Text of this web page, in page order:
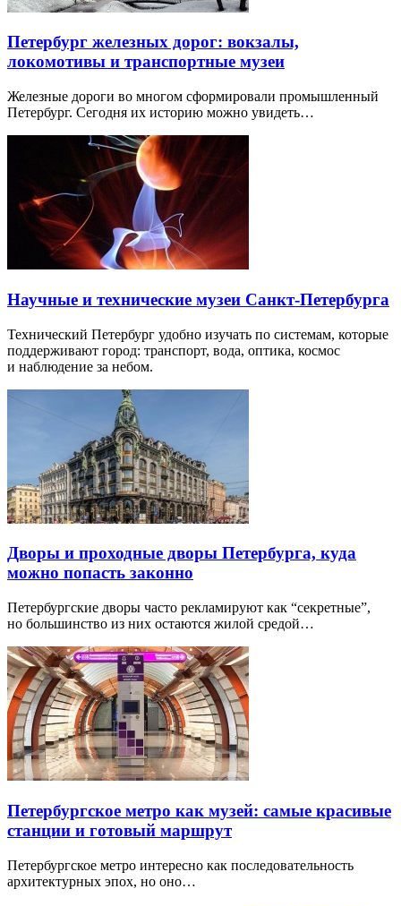
Петербург железных дорог: вокзалы,
локомотивы и транспортные музеи
Железные дороги во многом сформировали промышленный
Петербург. Сегодня их историю можно увидеть…
Научные и технические музеи Санкт-Петербурга
Технический Петербург удобно изучать по системам, которые
поддерживают город: транспорт, вода, оптика, космос
и наблюдение за небом.
Дворы и проходные дворы Петербурга, куда
можно попасть законно
Петербургские дворы часто рекламируют как “секретные”,
но большинство из них остаются жилой средой…
Петербургское метро как музей: самые красивые
станции и готовый маршрут
Петербургское метро интересно как последовательность
архитектурных эпох, но оно…